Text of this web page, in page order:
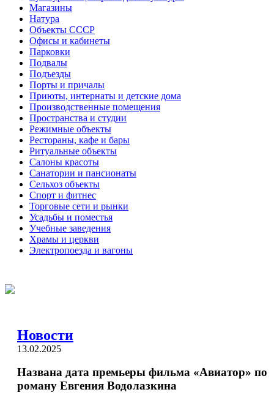
Магазины
Натура
Объекты СССР
Офисы и кабинеты
Парковки
Подвалы
Подъезды
Порты и причалы
Приюты, интернаты и детские дома
Производственные помещения
Пространства и студии
Режимные объекты
Рестораны, кафе и бары
Ритуальные объекты
Салоны красоты
Санатории и пансионаты
Сельхоз объекты
Спорт и фитнес
Торговые сети и рынки
Усадьбы и поместья
Учебные заведения
Храмы и церкви
Электропоезда и вагоны
Новости
13.02.2025
Названа дата премьеры фильма «Авиатор» по
роману Евгения Водолазкина